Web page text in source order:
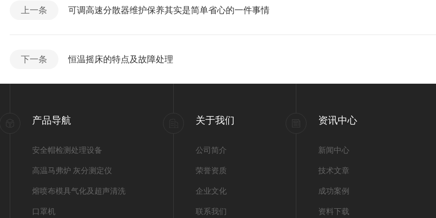
上一条 可调高速分散器维护保养其实是简单省心的一件事情
下一条 恒温摇床的特点及故障处理
产品导航
安全帽检测处理设备
高温马弗炉 灰分测定仪
熔喷布模具气化及超声清洗
口罩机
关于我们
公司简介
荣誉资质
企业文化
联系我们
资讯中心
新闻中心
技术文章
成功案例
资料下载